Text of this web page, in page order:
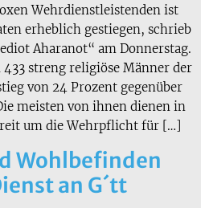
Wehrdienstleistenden ist
erheblich gestiegen, schrieb
Aharanot“ am Donnerstag.
streng religiöse Männer der
von 24 Prozent gegenüber
meisten von ihnen dienen in
um die Wehrpflicht für […]
Wohlbefinden
an G´tt